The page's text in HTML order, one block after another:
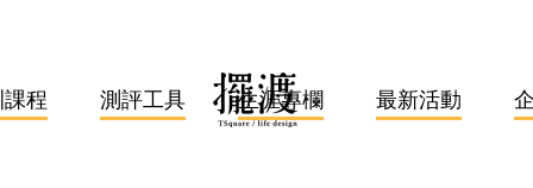
程 測評工具 生涯專欄 最新活動